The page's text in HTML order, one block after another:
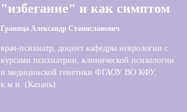
"избегание" и как симптом
Граница Александр Станиславович
врач-психиатр, доцент кафедры неврологии с
курсами психиатрии, клинической психологии
и медицинской генетики ФГАОУ ВО КФУ,
к.м.н. (Казань)